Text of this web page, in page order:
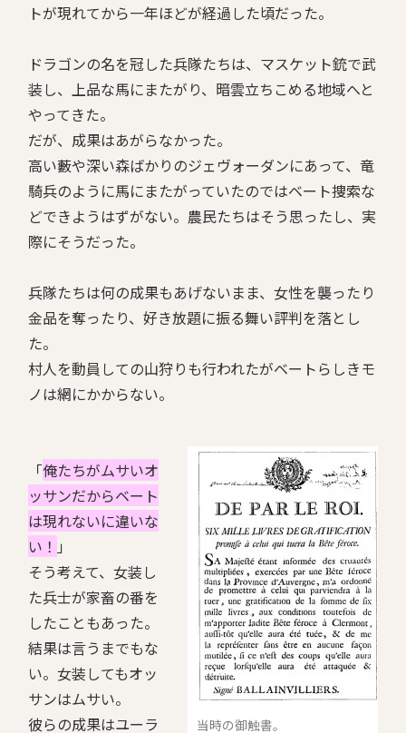
トが現れてから一年ほどが経過した頃だった。
ドラゴンの名を冠した兵隊たちは、マスケット銃で武
装し、上品な馬にまたがり、暗雲立ちこめる地域へと
やってきた。
だが、成果はあがらなかった。
高い藪や深い森ばかりのジェヴォーダンにあって、竜
騎兵のように馬にまたがっていたのではベート捜索な
どできようはずがない。農民たちはそう思ったし、実
際にそうだった。
兵隊たちは何の成果もあげないまま、女性を襲ったり
金品を奪ったり、好き放題に振る舞い評判を落とし
た。
村人を動員しての山狩りも行われたがベートらしきモ
ノは網にかからない。
当時の御触書。
「俺たちがムサいオ
ッサンだからベート
は現れないに違いな
い！ 」
そう考えて、女装し
た兵士が家畜の番を
したこともあった。
結果は言うまでもな
い。女装してもオッ
サンはムサい。
彼らの成果はユーラ